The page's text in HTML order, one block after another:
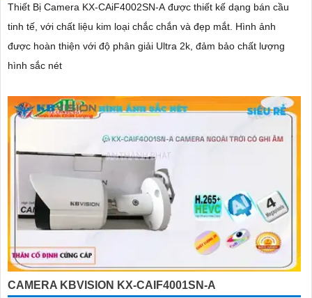
Thiết Bị Camera KX-CAiF4002SN-A được thiết kế dạng bán cầu
tinh tế, với chất liệu kim loại chắc chắn và đẹp mắt. Hình ảnh
được hoàn thiện với độ phân giải Ultra 2k, đảm bảo chất lượng
hình sắc nét
CAMERA KBVISION KX-CAIF4001SN-A